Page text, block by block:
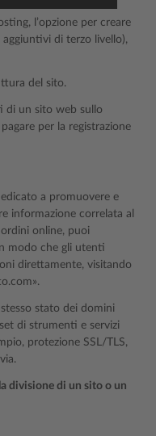
l’opzione per creare
di terzo livello),
del sito.
di un sito web sullo
per la registrazione
a promuovere e
informazione correlata al
online, puoi
modo che gli utenti
direttamente, visitando
stato dei domini
di strumenti e servizi
protezione SSL/TLS,
divisione di un sito o un